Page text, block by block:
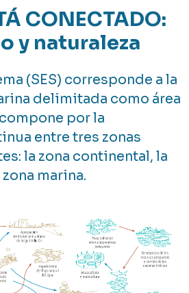
CONECTADO:
y naturaleza
(SES) corresponde a la
delimitada como área
por la
entre tres zonas
la zona continental, la
marina.